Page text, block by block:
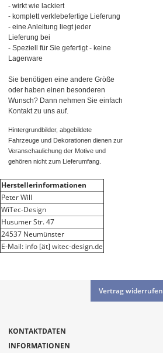
- wirkt wie lackiert
- komplett verklebefertige Lieferung
- eine Anleitung liegt jeder
Lieferung bei
- Speziell für Sie gefertigt - keine
Lagerware
Sie benötigen eine andere Größe
oder haben einen besonderen
Wunsch? Dann nehmen Sie einfach
Kontakt zu uns auf.
Hintergrundbilder, abgebildete
Fahrzeuge und Dekorationen dienen zur
Veranschaulichung der Motive und
gehören nicht zum Lieferumfang.
Herstellerinformationen
Peter Will
WiTec-Design
Husumer Str. 47
24537 Neumünster
E-Mail: info [ät] witec-design.de
Vertrag widerrufen
KONTAKTDATEN
INFORMATIONEN